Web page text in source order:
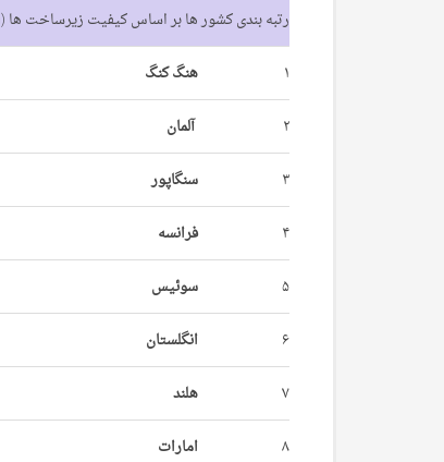
رتبه بندی کشور ها بر اساس کیفیت زیرساخت ها (۲۰۱۱)
۱
هنگ کنگ
۲
آلمان
۳
سنگاپور
۴
فرانسه
۵
سوئیس
۶
انگلستان
۷
هلند
۸
امارات